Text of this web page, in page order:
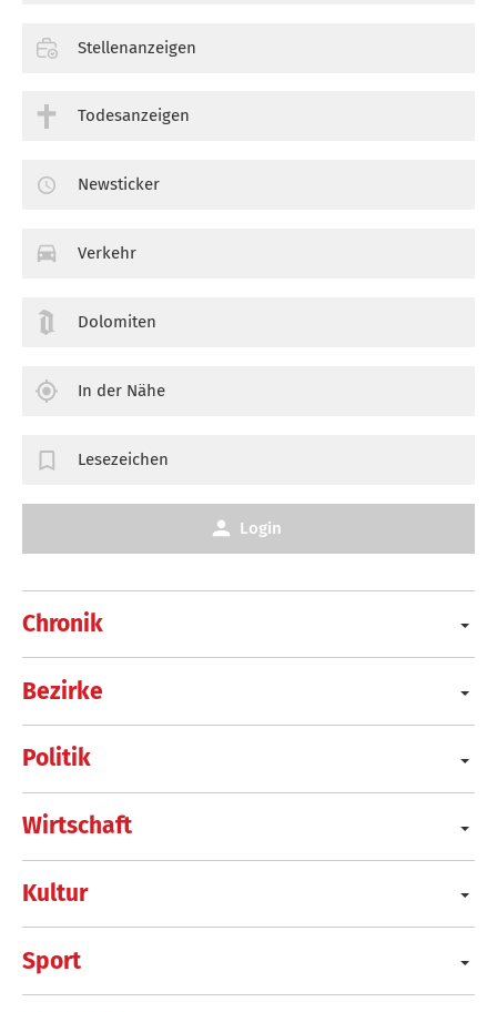
Chronik
Bezirke
Politik
Wirtschaft
Kultur
Sport
Stellenanzeigen
Todesanzeigen
Newsticker
Verkehr
Dolomiten
In der Nähe
Lesezeichen
Login